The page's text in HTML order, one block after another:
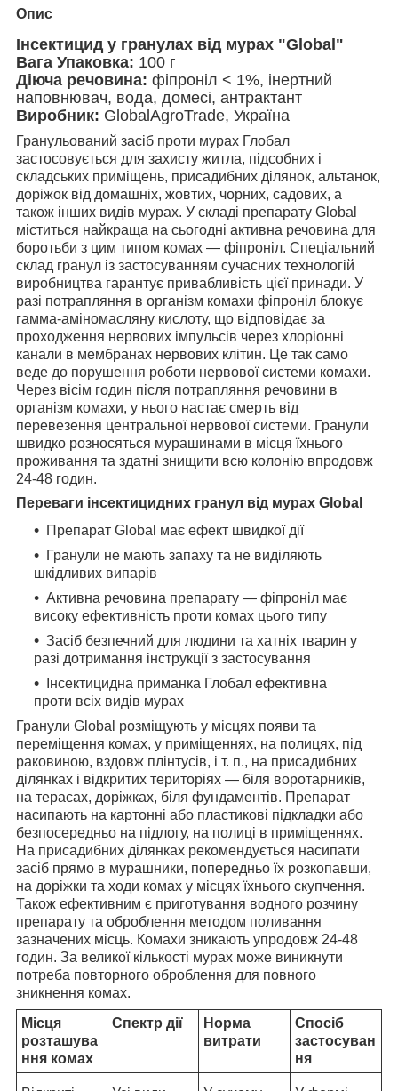
Опис
Інсектицид у гранулах від мурах "Global"
Вага Упаковка: 100 г
Діюча речовина: фіпроніл < 1%, інертний
наповнювач, вода, домесі, антрактант
Виробник: GlobalAgroTrade, Україна
Гранульований засіб проти мурах Глобал
застосовується для захисту житла, підсобних і
складських приміщень, присадибних ділянок, альтанок,
доріжок від домашніх, жовтих, чорних, садових, а
також інших видів мурах. У складі препарату Global
міститься найкраща на сьогодні активна речовина для
боротьби з цим типом комах — фіпроніл. Спеціальний
склад гранул із застосуванням сучасних технологій
виробництва гарантує привабливість цієї принади. У
разі потрапляння в організм комахи фіпроніл блокує
гамма-аміномасляну кислоту, що відповідає за
проходження нервових імпульсів через хлоріонні
канали в мембранах нервових клітин. Це так само
веде до порушення роботи нервової системи комахи.
Через вісім годин після потрапляння речовини в
організм комахи, у нього настає смерть від
перевезення центральної нервової системи. Гранули
швидко розносяться мурашинами в місця їхнього
проживання та здатні знищити всю колонію впродовж
24-48 годин.
Переваги інсектицидних гранул від мурах Global
Препарат Global має ефект швидкої дії
Гранули не мають запаху та не виділяють
шкідливих випарів
Активна речовина препарату — фіпроніл має
високу ефективність проти комах цього типу
Засіб безпечний для людини та хатніх тварин у
разі дотримання інструкції з застосування
Інсектицидна приманка Глобал ефективна
проти всіх видів мурах
Гранули Global розміщують у місцях появи та
переміщення комах, у приміщеннях, на полицях, під
раковиною, вздовж плінтусів, і т. п., на присадибних
ділянках і відкритих територіях — біля воротарників,
на терасах, доріжках, біля фундаментів. Препарат
насипають на картонні або пластикові підкладки або
безпосередньо на підлогу, на полиці в приміщеннях.
На присадибних ділянках рекомендується насипати
засіб прямо в мурашники, попередньо їх розкопавши,
на доріжки та ходи комах у місцях їхнього скупчення.
Також ефективним є приготування водного розчину
препарату та оброблення методом поливання
зазначених місць. Комахи зникають упродовж 24-48
годин. За великої кількості мурах може виникнути
потреба повторного оброблення для повного
зникнення комах.
Місця
розташува
ння комах
Спектр дії
Норма
витрати
Спосіб
застосуван
ня